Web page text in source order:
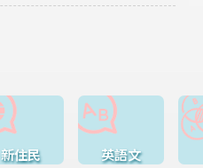
新住民 英語文